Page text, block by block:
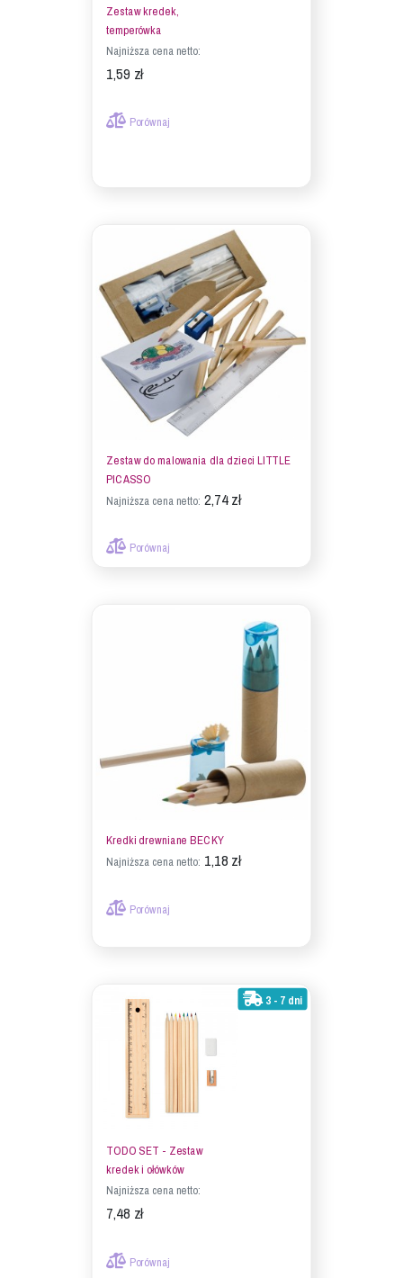
Zestaw kredek,
temperówka
Najniższa cena netto:
1,59 zł
Porównaj
Zestaw do malowania dla dzieci LITTLE
PICASSO
Najniższa cena netto: 2,74 zł
Porównaj
Kredki drewniane BECKY
Najniższa cena netto: 1,18 zł
Porównaj
3 - 7 dni
TODO SET - Zestaw
kredek i ołówków
Najniższa cena netto:
7,48 zł
Porównaj